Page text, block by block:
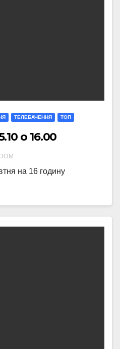
ТЕЛЕБАЧЕННЯ ТОП
о 16.00
на 16 годину